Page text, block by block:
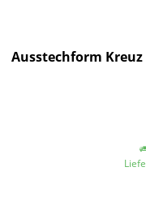
Ausstechform